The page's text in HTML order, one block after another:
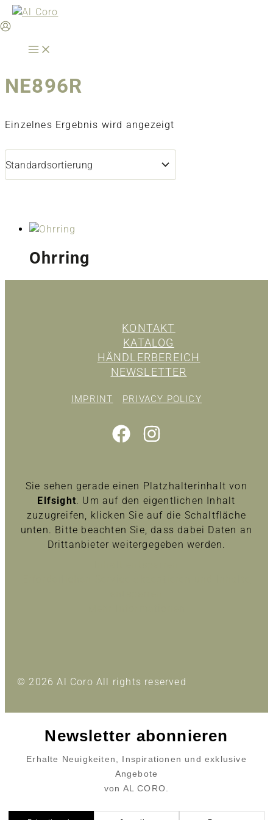
Zum
Inhalt
NE896R
Einzelnes Ergebnis wird angezeigt
Ohrring
KONTAKT
KATALOG
HÄNDLERBEREICH
NEWSLETTER
IMPRINT PRIVACY POLICY
Sie sehen gerade einen Platzhalterinhalt von
Elfsight. Um auf den eigentlichen Inhalt
zuzugreifen, klicken Sie auf die Schaltfläche
unten. Bitte beachten Sie, dass dabei Daten an
Drittanbieter weitergegeben werden.
© 2026 Al Coro All rights reserved
Newsletter abonnieren
Erhalte Neuigkeiten, Inspirationen und exklusive
Angebote
von AL CORO.